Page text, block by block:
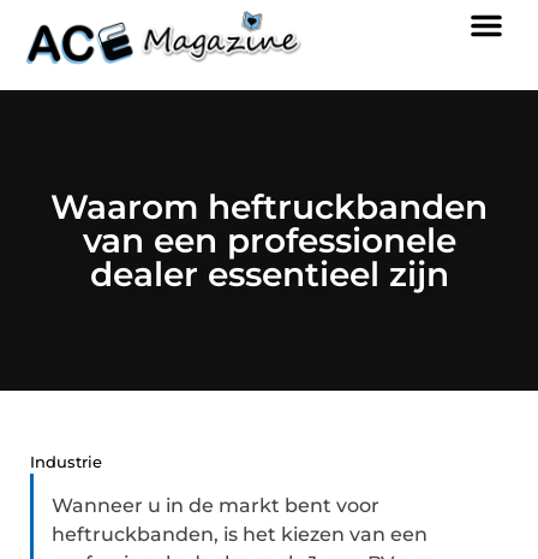
Waarom heftruckbanden
van een professionele
dealer essentieel zijn
Industrie
Wanneer u in de markt bent voor
heftruckbanden, is het kiezen van een